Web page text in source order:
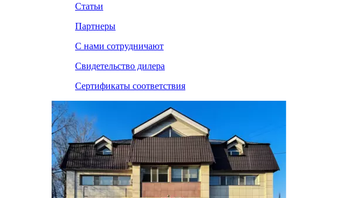
Статьи
Партнеры
С нами сотрудничают
Свидетельство дилера
Сертификаты соответствия